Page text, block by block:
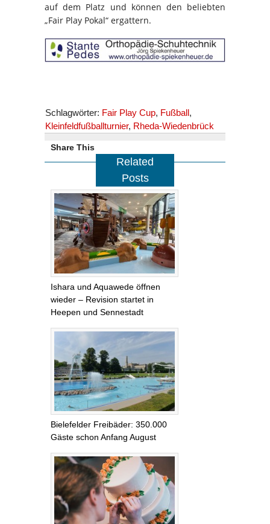
auf dem Platz und können den beliebten
„Fair Play Pokal“ ergattern.
Schlagwörter: Fair Play Cup, Fußball,
Kleinfeldfußballturnier, Rheda-Wiedenbrück
Share This
Related
Posts
Ishara und Aquawede öffnen
wieder – Revision startet in
Heepen und Sennestadt
Bielefelder Freibäder: 350.000
Gäste schon Anfang August